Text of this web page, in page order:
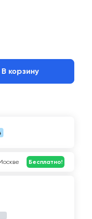
В корзину
Бесплатно!